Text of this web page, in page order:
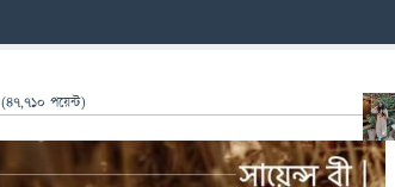
(47,710 পয়েন্ট)